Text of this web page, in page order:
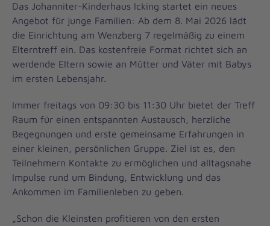
Das Johanniter-Kinderhaus Icking startet ein neues
Angebot für junge Familien: Ab dem 8. Mai 2026 lädt
die Einrichtung am Wenzberg 7 regelmäßig zu einem
Elterntreff ein. Das kostenfreie Format richtet sich an
werdende Eltern sowie an Mütter und Väter mit Babys
im ersten Lebensjahr.
Immer freitags von 09:30 bis 11:30 Uhr bietet der Treff
Raum für einen entspannten Austausch, herzliche
Begegnungen und erste gemeinsame Erfahrungen in
einer kleinen, persönlichen Gruppe. Ziel ist es, den
Teilnehmern Kontakte zu ermöglichen und alltagsnahe
Impulse rund um Bindung, Entwicklung und das
Ankommen im Familienleben zu geben.
„Schon die Kleinsten profitieren von den ersten